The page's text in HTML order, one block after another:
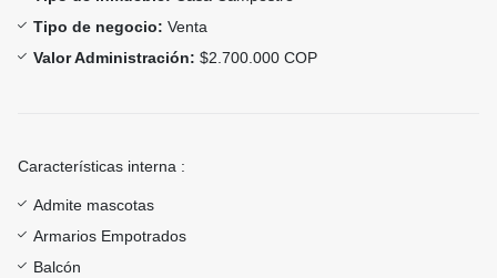
Tipo de negocio: Venta
Valor Administración: $2.700.000 COP
Características interna :
Admite mascotas
Armarios Empotrados
Balcón